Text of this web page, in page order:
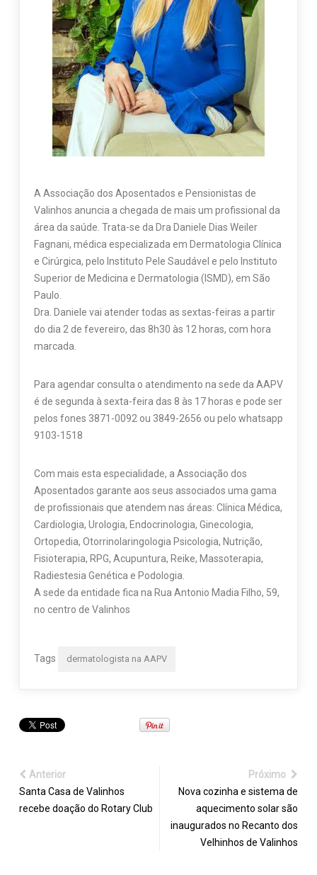
A Associação dos Aposentados e Pensionistas de
Valinhos anuncia a chegada de mais um profissional da
área da saúde. Trata-se da Dra Daniele Dias Weiler
Fagnani, médica especializada em Dermatologia Clínica
e Cirúrgica, pelo Instituto Pele Saudável e pelo Instituto
Superior de Medicina e Dermatologia (ISMD), em São
Paulo.
Dra. Daniele vai atender todas as sextas-feiras a partir
do dia 2 de fevereiro, das 8h30 às 12 horas, com hora
marcada.
Para agendar consulta o atendimento na sede da AAPV
é de segunda à sexta-feira das 8 às 17 horas e pode ser
pelos fones 3871-0092 ou 3849-2656 ou pelo whatsapp
9103-1518
Com mais esta especialidade, a Associação dos
Aposentados garante aos seus associados uma gama
de profissionais que atendem nas áreas: Clínica Médica,
Cardiologia, Urologia, Endocrinologia, Ginecologia,
Ortopedia, Otorrinolaringologia Psicologia, Nutrição,
Fisioterapia, RPG, Acupuntura, Reike, Massoterapia,
Radiestesia Genética e Podologia.
A sede da entidade fica na Rua Antonio Madia Filho, 59,
no centro de Valinhos
Tags dermatologista na AAPV
Anterior
Santa Casa de Valinhos
recebe doação do Rotary Club
Próximo
Nova cozinha e sistema de
aquecimento solar são
inaugurados no Recanto dos
Velhinhos de Valinhos